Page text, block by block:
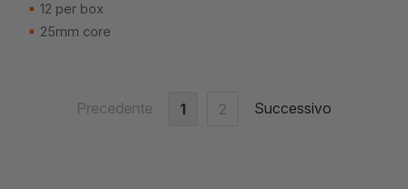
12 per box
25mm core
Precedente 1 2 Successivo